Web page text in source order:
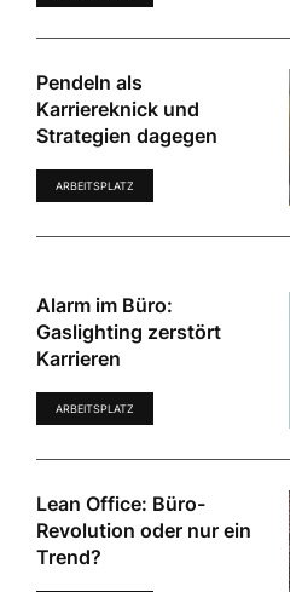
Pendeln als
Karriereknick und
Strategien dagegen
ARBEITSPLATZ
Alarm im Büro:
Gaslighting zerstört
Karrieren
ARBEITSPLATZ
Lean Office: Büro-
Revolution oder nur ein
Trend?